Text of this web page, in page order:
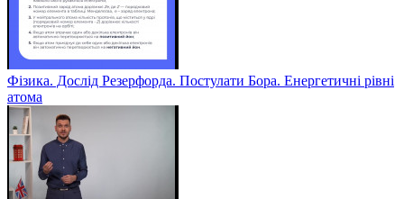
Фізика. Дослід Резерфорда. Постулати Бора. Енергетичні рівні
атома